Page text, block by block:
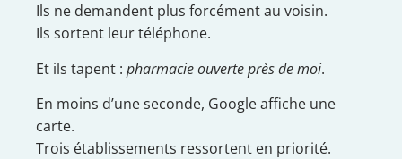
Ils ne demandent plus forcément au voisin.
Ils sortent leur téléphone.
Et ils tapent : pharmacie ouverte près de moi.
En moins d’une seconde, Google affiche une
carte.
Trois établissements ressortent en priorité.